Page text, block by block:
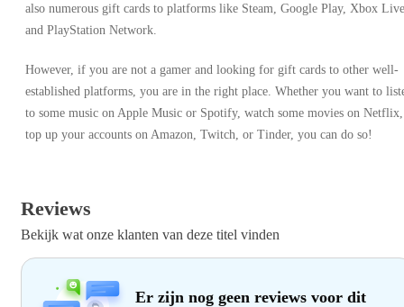
also numerous gift cards to platforms like Steam, Google Play, Xbox
and PlayStation Network.
However, if you are not a gamer and looking for gift cards to other well-
established platforms, you are in the right place. Whether you want to
to some music on Apple Music or Spotify, watch some movies on Netflix,
top up your accounts on Amazon, Twitch, or Tinder, you can do so!
Reviews
Bekijk wat onze klanten van deze titel vinden
Er zijn nog geen reviews voor dit